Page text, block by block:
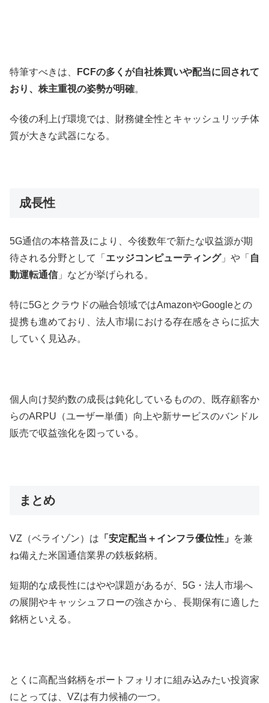
特筆すべきは、
FCFの多くが自社株買いや配当に回されて
おり、株主重視の姿勢が明確。
今後の利上げ環境では、財務健全性とキャッシュリッチ体
質が大きな武器になる。
成長性
5G通信の本格普及により、今後数年で新たな収益源が期
待される分野として「 エッジコンピューティング」や「 自
動運転通信」などが挙げられる。
特に5Gとクラウドの融合領域ではAmazonやGoogleとの
提携も進めており、法人市場における存在感をさらに拡大
していく見込み。
個人向け契約数の成長は鈍化しているものの、既存顧客か
らのARPU（ユーザー単価）向上や新サービスのバンドル
販売で収益強化を図っている。
まとめ
VZ（ベライゾン）は 「安定配当＋インフラ優位性」
を兼
ね備えた米国通信業界の鉄板銘柄。
短期的な成長性にはやや課題があるが、5G・法人市場へ
の展開やキャッシュフローの強さから、長期保有に適した
銘柄といえる。
とくに高配当銘柄をポートフォリオに組み込みたい投資家
にとっては、VZは有力候補の一つ。